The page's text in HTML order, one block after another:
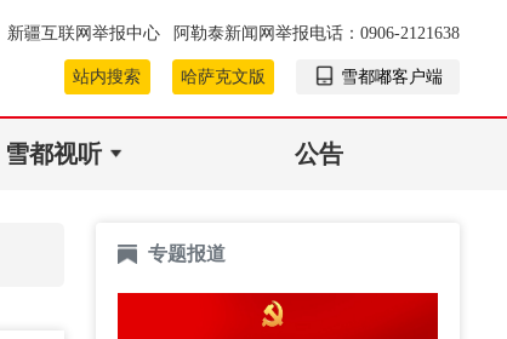
新疆互联网举报中心 阿勒泰新闻网举报电话：0906-2121638
站内搜索 哈萨克文版 雪都嘟客户端
雪都视听 公告
专题报道